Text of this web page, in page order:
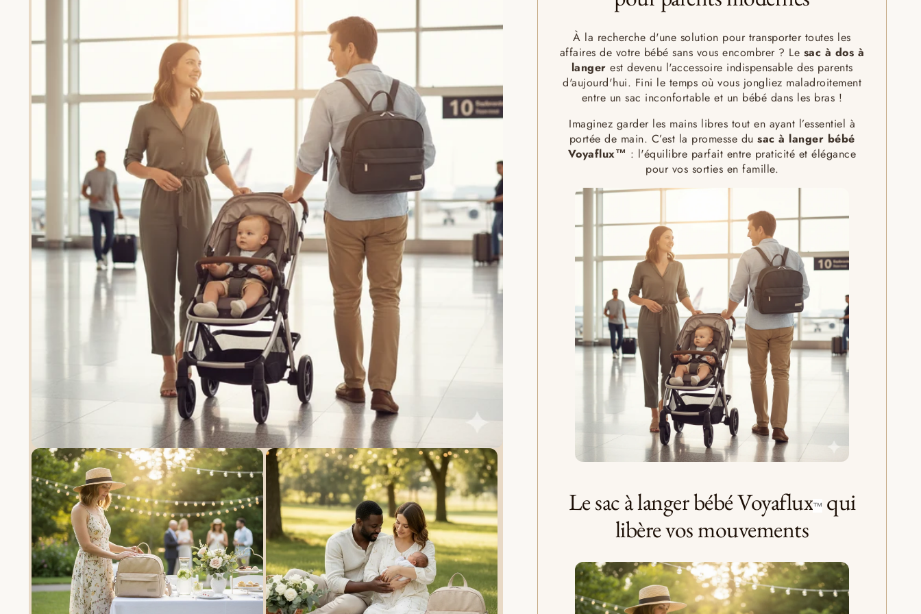
À la recherche d'une solution pour transporter toutes les
affaires de votre bébé sans vous encombrer ? Le sac à dos à
langer est devenu l'accessoire indispensable des parents
d'aujourd'hui. Fini le temps où vous jongliez maladroitement
entre un sac inconfortable et un bébé dans les bras !
Imaginez garder les mains libres tout en ayant l’essentiel à
portée de main. C’est la promesse dusac à langer bébé
Voyaflux™ : l'équilibre parfait entre praticité et élégance
pour vos sorties en famille.
Le sac à langer bébé Voyaflux™ qui
libère vos mouvements